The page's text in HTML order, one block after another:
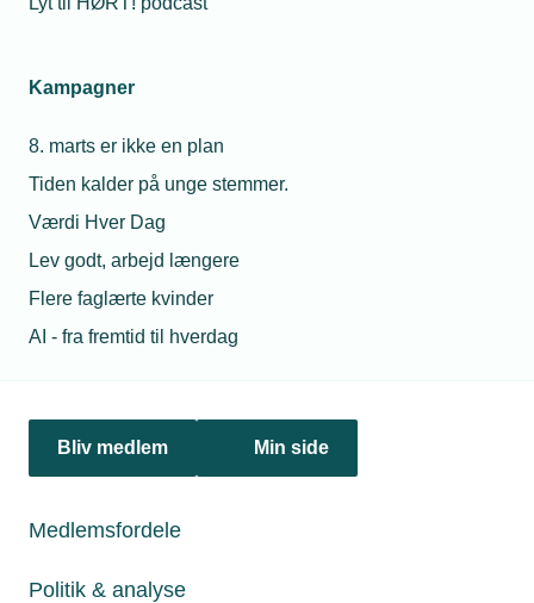
Kampagner
8. marts er ikke en plan
Tiden kalder på unge stemmer.
Værdi Hver Dag
Lev godt, arbejd længere
Flere faglærte kvinder
AI - fra fremtid til hverdag
Bliv medlem Min side
Medlemsfordele
Politik & analyse
Installationsvirksomheder blandt smarthome-piloter
Uggerly Installation er blandt 10 udvalgte virksomheder i et
pilotprojekt, som sætter fokus på den danske smarthome-
industri. Pilotprojektet skal hjælpe virksomhederne med at
30. august 2018